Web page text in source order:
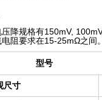
降规格有150mV,
阻要求在15-25mΩ之间。
型号
尺寸